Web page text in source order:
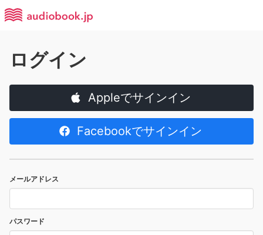
ログイン
Appleでサインイン
Facebookでサインイン
メールアドレス
パスワード